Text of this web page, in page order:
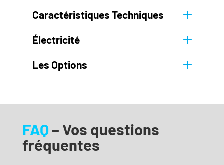
Caractéristiques Techniques
Électricité
Les Options
FAQ– Vos questions
fréquentes